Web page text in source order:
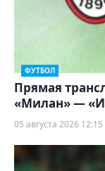
ФУТБОЛ
Прямая
«Милан» —
05 августа 2026 12:15